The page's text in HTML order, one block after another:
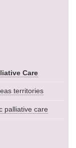
Care
territories
palliative care